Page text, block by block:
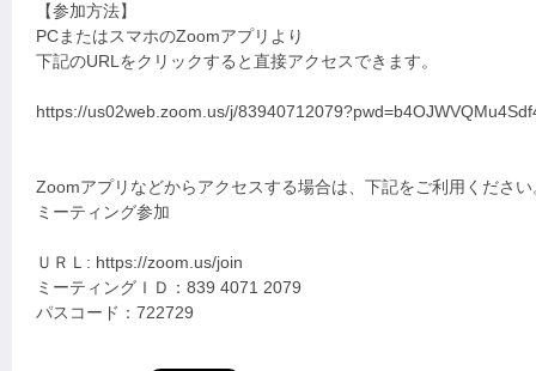
【参加方法】
PCまたはスマホのZoomアプリより
下記のURLをクリックすると直接アクセスできます。
https://us02web.zoom.us/j/
Zoomアプリなどからアクセスする場合は、下記をご利用ください
ミーティング参加
ＵＲＬ: https://zoom.us/join
ミーティングＩＤ：839 4071 2079
パスコード：722729